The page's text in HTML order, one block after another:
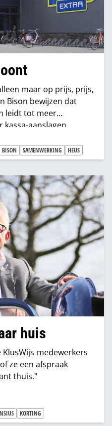
maar op prijs, prijs,
Bison bewijzen dat
leidt tot meer
aanslagen.
BISON SAMENWERKING HEUS
huis
medewerkers
ze een afspraak
thuis."
KORTING